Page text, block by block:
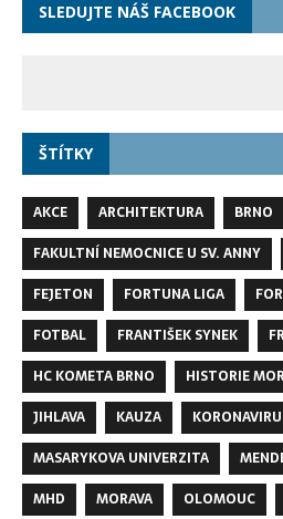
SLEDUJTE NÁŠ FACEBOOK
ŠTÍTKY
AKCE ARCHITEKTURA BRNO
FAKULTNÍ NEMOCNICE U SV. ANNY
FEJETON
FORTUNA LIGA
FOTBAL
FRANTIŠEK SYNEK
HC KOMETA BRNO
HISTORIE
JIHLAVA
KAUZA
MASARYKOVA UNIVERZITA
MHD
MORAVA OLOMOUC